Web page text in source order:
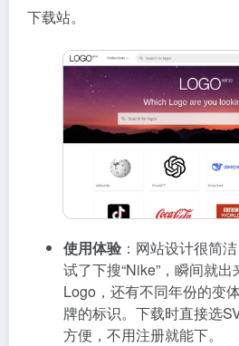
下载站。
使用体验 ：网站设计很简
试了下搜“Nike”，瞬间就
Logo，还有不同年份的变
牌的标识。下载时直接选
方便，不用注册就能下。